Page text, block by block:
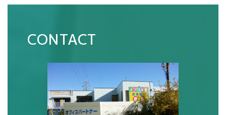
CONTACT